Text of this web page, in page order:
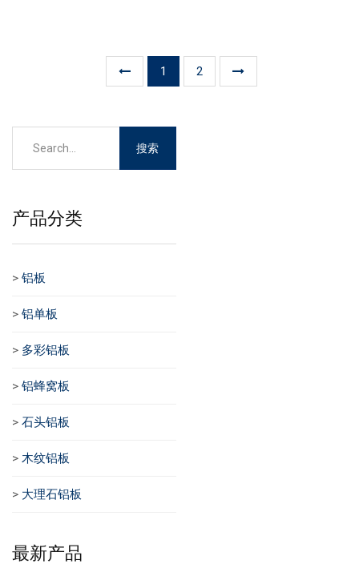
1 2
产品分类
> 铝板
> 铝单板
> 多彩铝板
> 铝蜂窝板
> 石头铝板
> 木纹铝板
> 大理石铝板
最新产品